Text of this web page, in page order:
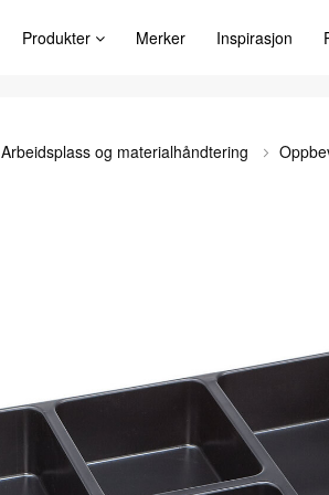
Produkter Merker Inspirasjon
Arbeidsplass og materialhåndtering